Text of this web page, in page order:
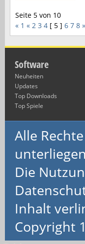
Seite 5 von 10
« 1 « 2 3 4 [ 5 ] 6 7 8 »
Software
Neuheiten
Updates
Top Downloads
Top Spiele
Alle
Die
Inhalt
Copyright